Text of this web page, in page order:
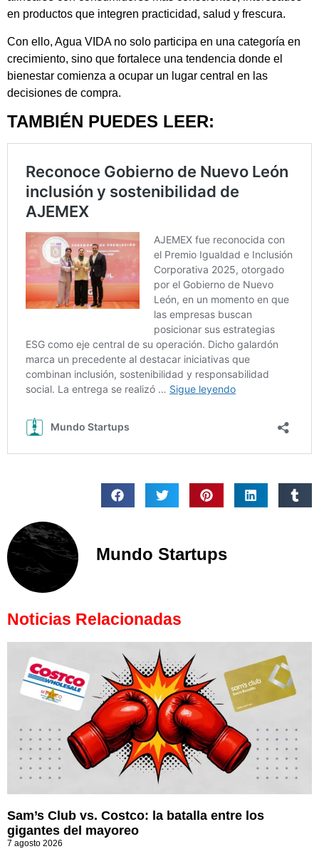
en productos que integren practicidad, salud y frescura.
Con ello, Agua VIDA no solo participa en una categoría en
crecimiento, sino que fortalece una tendencia donde el
bienestar comienza a ocupar un lugar central en las
decisiones de compra.
TAMBIÉN PUEDES LEER:
Mundo Startups
Noticias Relacionadas
Sam’s Club vs. Costco: la batalla entre los
gigantes del mayoreo
7 agosto 2026